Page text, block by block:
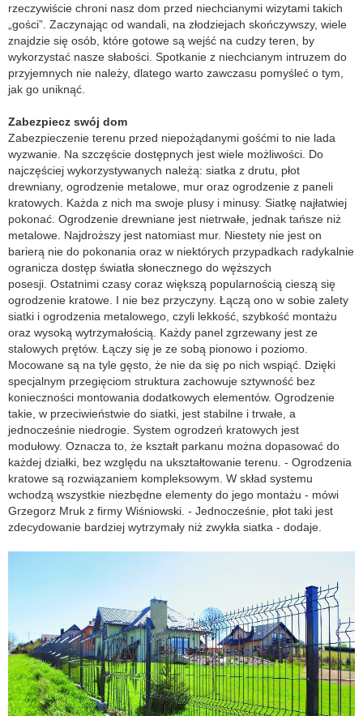
rzeczywiście chroni nasz dom przed niechcianymi wizytami takich
„gości”. Zaczynając od wandali, na złodziejach skończywszy, wiele
znajdzie się osób, które gotowe są wejść na cudzy teren, by
wykorzystać nasze słabości. Spotkanie z niechcianym intruzem do
przyjemnych nie należy, dlatego warto zawczasu pomyśleć o tym,
jak go uniknąć.
Zabezpiecz swój dom
Zabezpieczenie terenu przed niepożądanymi gośćmi to nie lada
wyzwanie. Na szczęście dostępnych jest wiele możliwości. Do
najczęściej wykorzystywanych należą: siatka z drutu, płot
drewniany, ogrodzenie metalowe, mur oraz ogrodzenie z paneli
kratowych. Każda z nich ma swoje plusy i minusy. Siatkę najłatwiej
pokonać. Ogrodzenie drewniane jest nietrwałe, jednak tańsze niż
metalowe. Najdroższy jest natomiast mur. Niestety nie jest on
barierą nie do pokonania oraz w niektórych przypadkach radykalnie
ogranicza dostęp światła słonecznego do węższych
posesji. Ostatnimi czasy coraz większą popularnością cieszą się
ogrodzenie kratowe. I nie bez przyczyny. Łączą ono w sobie zalety
siatki i ogrodzenia metalowego, czyli lekkość, szybkość montażu
oraz wysoką wytrzymałością. Każdy panel zgrzewany jest ze
stalowych prętów. Łączy się je ze sobą pionowo i poziomo.
Mocowane są na tyle gęsto, że nie da się po nich wspiąć. Dzięki
specjalnym przegięciom struktura zachowuje sztywność bez
konieczności montowania dodatkowych elementów. Ogrodzenie
takie, w przeciwieństwie do siatki, jest stabilne i trwałe, a
jednocześnie niedrogie. System ogrodzeń kratowych jest
modułowy. Oznacza to, że kształt parkanu można dopasować do
każdej działki, bez względu na ukształtowanie terenu. - Ogrodzenia
kratowe są rozwiązaniem kompleksowym. W skład systemu
wchodzą wszystkie niezbędne elementy do jego montażu - mówi
Grzegorz Mruk z firmy Wiśniowski. - Jednocześnie, płot taki jest
zdecydowanie bardziej wytrzymały niż zwykła siatka - dodaje.